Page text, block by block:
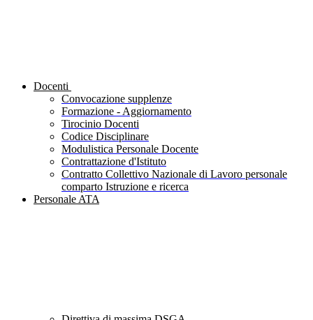
Docenti
Convocazione supplenze
Formazione - Aggiornamento
Tirocinio Docenti
Codice Disciplinare
Modulistica Personale Docente
Contrattazione d'Istituto
Contratto Collettivo Nazionale di Lavoro personale
comparto Istruzione e ricerca
Personale ATA